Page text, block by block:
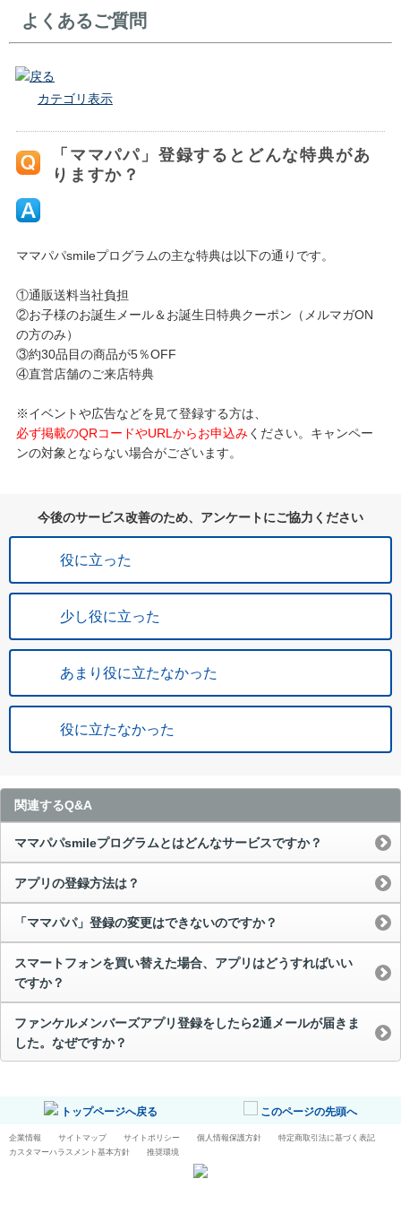
よくあるご質問
戻る
カテゴリ表示
「ママパパ」登録するとどんな特典があ
りますか？
ママパパsmileプログラムの主な特典は以下の通りです。
①通販送料当社負担
②お子様のお誕生メール＆お誕生日特典クーポン（メルマガON
の方のみ）
③約30品目の商品が5％OFF
④直営店舗のご来店特典
※イベントや広告などを見て登録する方は、
必ず掲載のQRコードやURLからお申込みください。キャンペー
ンの対象とならない場合がございます。
今後のサービス改善のため、アンケートにご協力ください
役に立った
少し役に立った
あまり役に立たなかった
役に立たなかった
関連するQ&A
ママパパsmileプログラムとはどんなサービスですか？
アプリの登録方法は？
「ママパパ」登録の変更はできないのですか？
スマートフォンを買い替えた場合、アプリはどうすればいい
ですか？
ファンケルメンバーズアプリ登録をしたら2通メールが届きま
した。なぜですか？
トップページへ戻る このページの先頭へ
企業情報 サイトマップ サイトポリシー 個人情報保護方針
特定商取引法に基づく表記
カスタマーハラスメント基本方針
推奨環境